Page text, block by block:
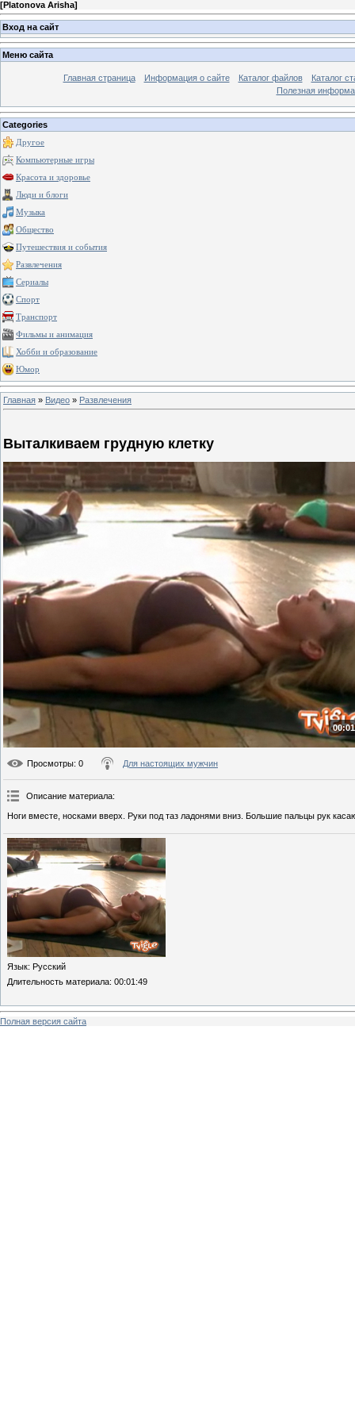
[Platonova Arisha]
Вход на сайт
Меню сайта
Главная страница Информация о сайте Каталог файлов
Каталог
Полезная
Categories
Другое
Компьютерные игры
Красота и здоровье
Люди и блоги
Музыка
Общество
Путешествия и события
Развлечения
Сериалы
Спорт
Транспорт
Фильмы и анимация
Хобби и образование
Юмор
Главная » Видео » Развлечения
Выталкиваем грудную клетку
Просмотры: 0 Для настоящих мужчин
Описание материала:
Ноги вместе, носками вверх. Руки под таз ладонями вниз. Большие пальцы рук
Язык: Русский
Длительность материала: 00:01:49
Полная версия сайта